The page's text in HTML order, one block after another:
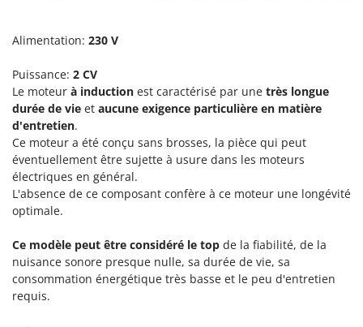
S
Scies à os
Scies à Ruban
Scies alternatives à batterie
Scies de jardin télescopiques
Sécateurs électriques à batterie
Sécateurs pneumatiques
Semoirs et Épandeurs d'engrais
Socs pour tracteur
I
Idromatic
Imperia
Infaco
Intec
Intex
Italyco
ITM
J JOLLY ITALIA
K
KAAZ
Alimentation: 230 V
Puissance: 2 CV
Le moteur à induction est caractérisé par une très longue
durée de vie et aucune exigence particulière en matière
d'entretien.
Ce moteur a été conçu sans brosses, la pièce qui peut
éventuellement être sujette à usure dans les moteurs
électriques en général.
L'absence de ce composant confère à ce moteur une longévité
optimale.
Ce modèle peut être considéré le top de la fiabilité, de la
nuisance sonore presque nulle, sa durée de vie, sa
consommation énergétique très basse et le peu d'entretien
requis.